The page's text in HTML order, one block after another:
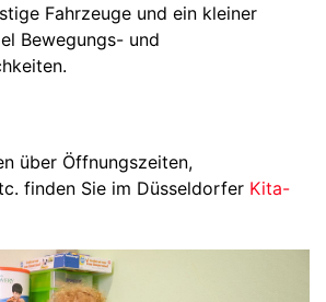
Fahrzeuge und ein kleiner
Bewegungs- und
über Öffnungszeiten,
finden Sie im Düsseldorfer Kita-